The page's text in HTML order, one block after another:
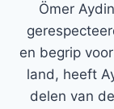
Ömer
en begrip
land, heeft
delen van